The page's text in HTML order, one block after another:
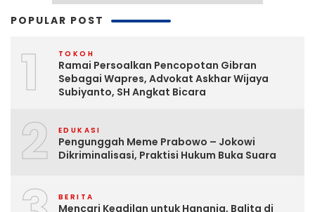
POPULAR POST
1 TOKOH
Ramai Persoalkan Pencopotan Gibran
Sebagai Wapres, Advokat Askhar Wijaya
Subiyanto, SH Angkat Bicara
2 EDUKASI
Pengunggah Meme Prabowo – Jokowi
Dikriminalisasi, Praktisi Hukum Buka Suara
BERITA
Mencari Keadilan untuk Hanania, Balita di